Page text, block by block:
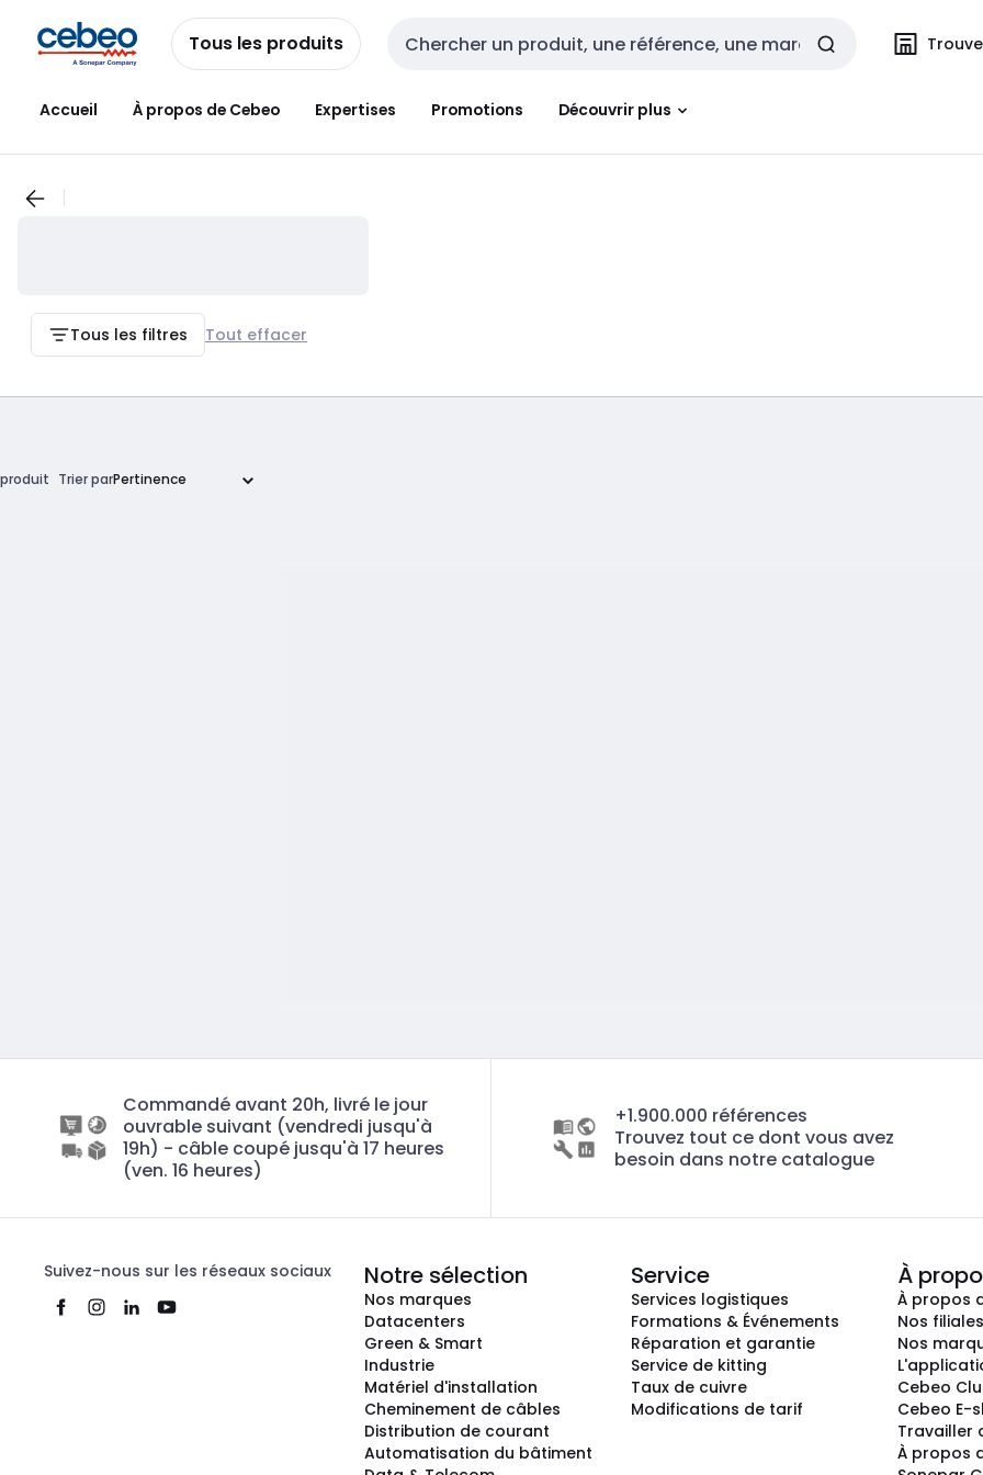
navigationau
contenu
Tous les produits Entrée de recherche
Accueil À propos de Cebeo Expertises Promotions Découvrir plus
Tous les filtres Tout effacer
produit Trier par
Commandé avant 20h, livré le jour
ouvrable suivant (vendredi jusqu'à
19h) - câble coupé jusqu'à 17 heures
(ven. 16 heures)
+1.900.000 références
Trouvez tout ce dont vous avez
besoin dans notre catalogue
Suivez-nous sur les réseaux sociaux Notre sélection
Nos marques
Datacenters
Green & Smart
Industrie
Matériel d'installation
Cheminement de câbles
Distribution de courant
Automatisation du bâtiment
Service
Services logistiques
Formations & Événements
Réparation et garantie
Service de kitting
Taux de cuivre
Modifications de tarif
À
À propos
Nos filiales
Nos
Cebeo
Cebeo E-
Travailler
À propos